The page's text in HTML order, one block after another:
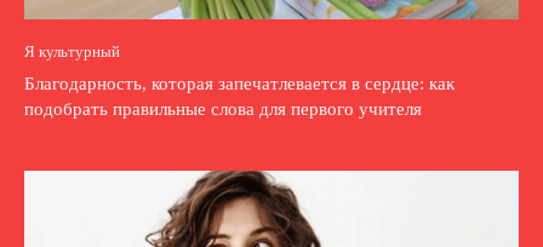
Я культурный
Благодарность, которая запечатлевается в сердце: как
подобрать правильные слова для первого учителя